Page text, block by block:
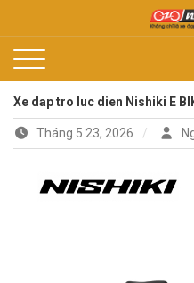
Xe đạp Nhật
Xe dap tro luc dien Nishiki E
Tháng 5 23, 2026